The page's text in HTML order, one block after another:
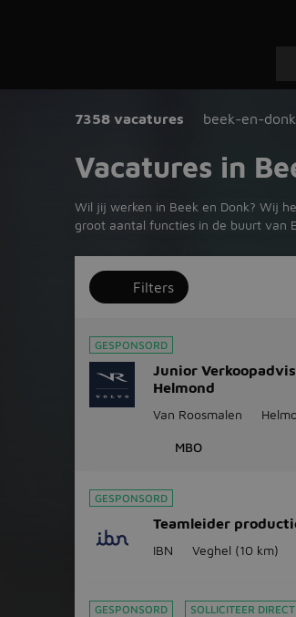
7358 vacatures beek-en-donk
Vacatures in
Wil jij werken in Beek en Donk? Wij
groot aantal functies in de buurt van
Filters
GESPONSORD
Junior
Helmond
Van Roosmalen
MBO
GESPONSORD
Teamleider
IBN Veghel (10 km)
GESPONSORD SOLLICITEER DIRECT